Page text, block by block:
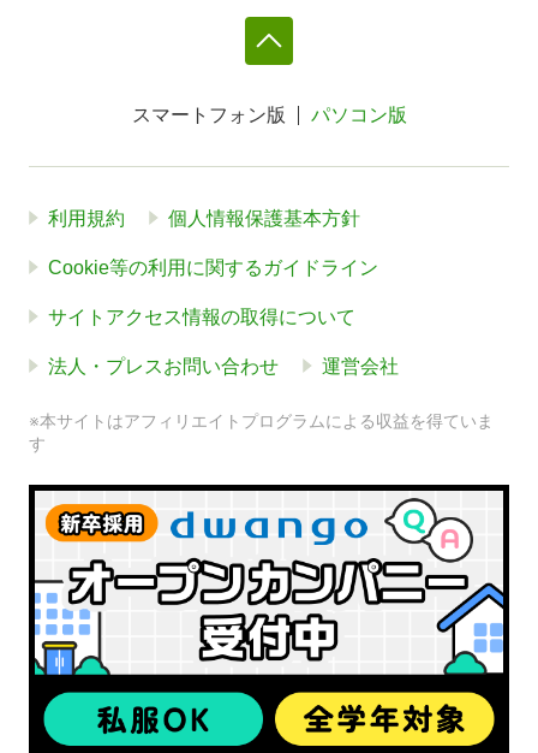
スマートフォン版 パソコン版
利用規約 個人情報保護基本方針
Cookie等の利用に関するガイドライン
サイトアクセス情報の取得について
法人・プレスお問い合わせ 運営会社
※本サイトはアフィリエイトプログラムによる収益を得ていま
す